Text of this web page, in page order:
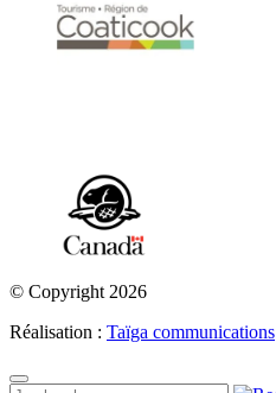
© Copyright 2026
Réalisation : Taïga communications